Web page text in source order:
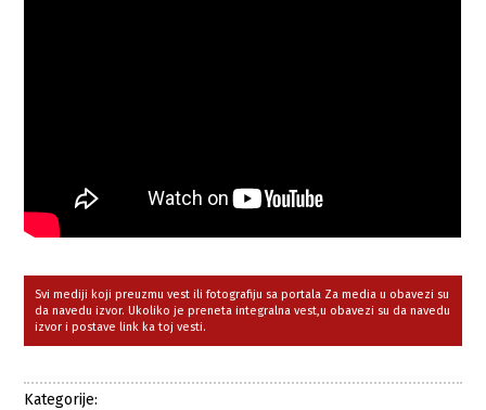
Svi mediji koji preuzmu vest ili fotografiju sa portala Za media u obavezi su
da navedu izvor. Ukoliko je preneta integralna vest,u obavezi su da navedu
izvor i postave link ka toj vesti.
Kategorije: